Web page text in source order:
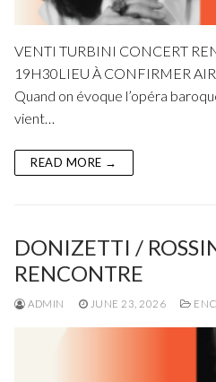
Fuoco Obbligato
Fuoco Jazz
Archive
CDs
Gallery
Support us
Contact
EN
VENTI TURBINI CONCERT
19H30LIEU À CONFIRMER
Quand on évoque l’opéra
vient…
READ MORE →
DONIZETTI /
RENCONTRE
ADMIN JUNE 23, 2026